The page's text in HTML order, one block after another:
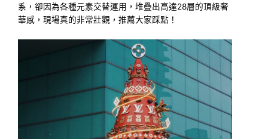
系，卻因為各種元素交替運用，堆疊出高達28層的頂級奢
華感，現場真的非常壯觀，推薦大家踩點！